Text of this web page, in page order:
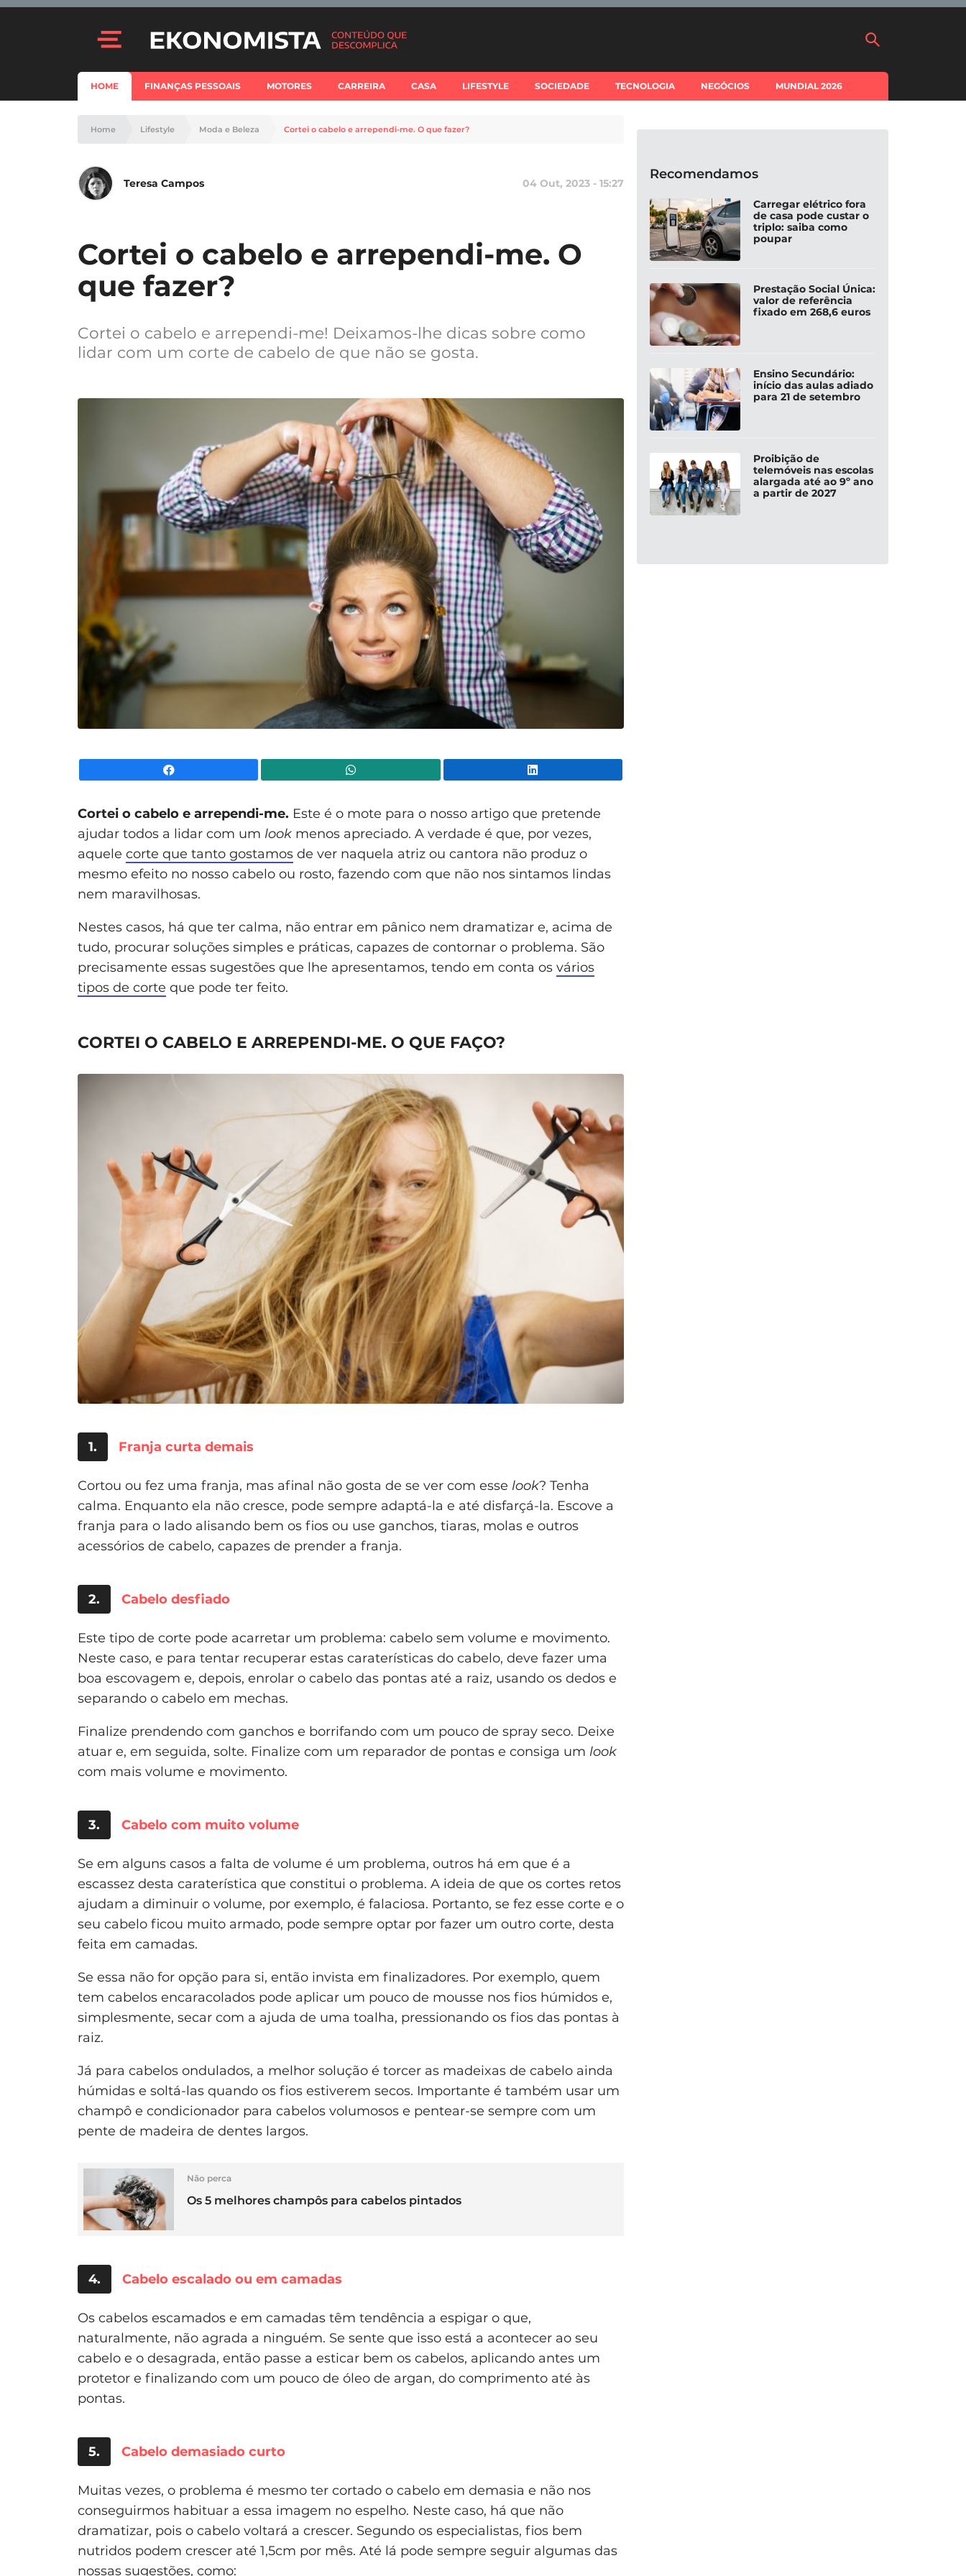
HOME FINANÇAS PESSOAIS MOTORES CARREIRA CASA LIFESTYLE SOCIEDADE TECNOLOGIA NEGÓCIOS MUNDIAL 2026
Home Lifestyle Moda e Beleza Cortei o cabelo e arrependi-me. O que fazer?
Teresa Campos 04 Out, 2023 - 15:27
Cortei o cabelo e arrependi-me. O
que fazer?
Cortei o cabelo e arrependi-me! Deixamos-lhe dicas sobre como
lidar com um corte de cabelo de que não se gosta.
Cortei o cabelo e arrependi-me. Este é o mote para o nosso artigo que pretende
ajudar todos a lidar com um look menos apreciado. A verdade é que, por vezes,
aquele corte que tanto gostamos de ver naquela atriz ou cantora não produz o
mesmo efeito no nosso cabelo ou rosto, fazendo com que não nos sintamos lindas
nem maravilhosas.
Nestes casos, há que ter calma, não entrar em pânico nem dramatizar e, acima de
tudo, procurar soluções simples e práticas, capazes de contornar o problema. São
precisamente essas sugestões que lhe apresentamos, tendo em conta os vários
tipos de corte que pode ter feito.
CORTEI O CABELO E ARREPENDI-ME. O QUE FAÇO?
1. Franja curta demais
Cortou ou fez uma franja, mas afinal não gosta de se ver com esse look? Tenha
calma. Enquanto ela não cresce, pode sempre adaptá-la e até disfarçá-la. Escove a
franja para o lado alisando bem os fios ou use ganchos, tiaras, molas e outros
acessórios de cabelo, capazes de prender a franja.
2. Cabelo desfiado
Este tipo de corte pode acarretar um problema: cabelo sem volume e movimento.
Neste caso, e para tentar recuperar estas caraterísticas do cabelo, deve fazer uma
boa escovagem e, depois, enrolar o cabelo das pontas até a raiz, usando os dedos e
separando o cabelo em mechas.
Finalize prendendo com ganchos e borrifando com um pouco de spray seco. Deixe
atuar e, em seguida, solte. Finalize com um reparador de pontas e consiga um look
com mais volume e movimento.
3. Cabelo com muito volume
Se em alguns casos a falta de volume é um problema, outros há em que é a
escassez desta caraterística que constitui o problema. A ideia de que os cortes retos
ajudam a diminuir o volume, por exemplo, é falaciosa. Portanto, se fez esse corte e o
seu cabelo ficou muito armado, pode sempre optar por fazer um outro corte, desta
feita em camadas.
Se essa não for opção para si, então invista em finalizadores. Por exemplo, quem
tem cabelos encaracolados pode aplicar um pouco de mousse nos fios húmidos e,
simplesmente, secar com a ajuda de uma toalha, pressionando os fios das pontas à
raiz.
Já para cabelos ondulados, a melhor solução é torcer as madeixas de cabelo ainda
húmidas e soltá-las quando os fios estiverem secos. Importante é também usar um
champô e condicionador para cabelos volumosos e pentear-se sempre com um
pente de madeira de dentes largos.
Não perca
Os 5 melhores champôs para cabelos pintados
4. Cabelo escalado ou em camadas
Os cabelos escamados e em camadas têm tendência a espigar o que,
naturalmente, não agrada a ninguém. Se sente que isso está a acontecer ao seu
cabelo e o desagrada, então passe a esticar bem os cabelos, aplicando antes um
protetor e finalizando com um pouco de óleo de argan, do comprimento até às
pontas.
5. Cabelo demasiado curto
Muitas vezes, o problema é mesmo ter cortado o cabelo em demasia e não nos
conseguirmos habituar a essa imagem no espelho. Neste caso, há que não
dramatizar, pois o cabelo voltará a crescer. Segundo os especialistas, fios bem
nutridos podem crescer até 1,5cm por mês. Até lá pode sempre seguir algumas das
nossas sugestões, como:
Recomendamos
Carregar elétrico fora
de casa pode custar o
triplo: saiba como
poupar
Prestação Social Única:
valor de referência
fixado em 268,6 euros
Ensino Secundário:
início das aulas adiado
para 21 de setembro
Proibição de
telemóveis nas escolas
alargada até ao 9º ano
a partir de 2027